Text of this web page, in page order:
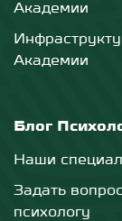
Академии
Академии
Блог
Наши
Задать
психологу